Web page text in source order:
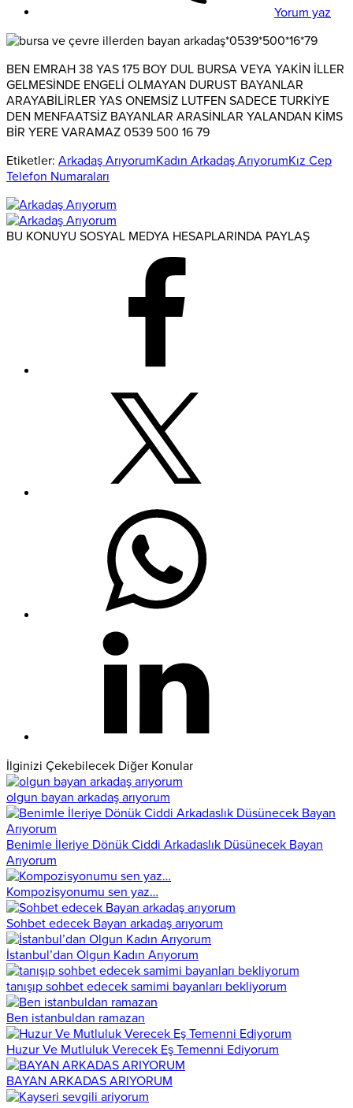
Yorum yaz
BEN EMRAH 38 YAS 175 BOY DUL BURSA VEYA YAKİN İLLER
GELMESİNDE ENGELİ OLMAYAN DURUST BAYANLAR
ARAYABİLİRLER YAS ONEMSİZ LUTFEN SADECE TURKİYE
DEN MENFAATSİZ BAYANLAR ARASİNLAR YALANDAN KİMS
BİR YERE VARAMAZ 0539 500 16 79
Etiketler: Arkadaş ArıyorumKadın Arkadaş ArıyorumKız Cep
Telefon Numaraları
BU KONUYU SOSYAL MEDYA HESAPLARINDA PAYLAŞ
İlginizi Çekebilecek Diğer Konular
olgun bayan arkadaş arıyorum
Benimle İleriye Dönük Ciddi Arkadaslık Düsünecek Bayan
Arıyorum
Kompozisyonumu sen yaz…
Sohbet edecek Bayan arkadaş arıyorum
İstanbul’dan Olgun Kadın Arıyorum
tanışıp sohbet edecek samimi bayanları bekliyorum
Ben istanbuldan ramazan
Huzur Ve Mutluluk Verecek Eş Temenni Ediyorum
BAYAN ARKADAS ARIYORUM